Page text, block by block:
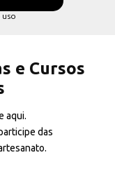
e Cursos
aqui.
das